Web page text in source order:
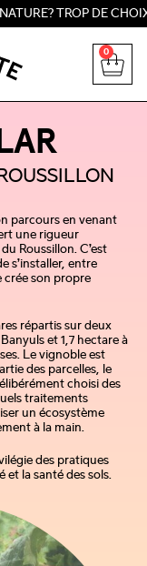
DE CHOIX?
0
parcours en venant
une rigueur
Roussillon. C’est
s’installer, entre
crée son propre
répartis sur deux
et 1,7 hectare à
Le vignoble est
des parcelles, le
choisi des
traitements
un écosystème
à la main.
des pratiques
la santé des sols.